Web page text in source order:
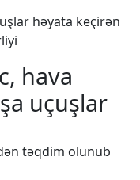
həyata keçirən
hava
uçuşlar
təqdim olunub